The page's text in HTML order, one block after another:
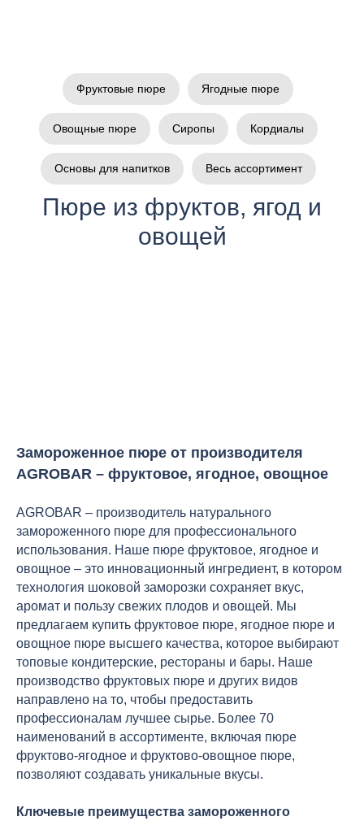
Фруктовые пюре Ягодные пюре
Овощные пюре Сиропы Кордиалы
Основы для напитков Весь ассортимент
Пюре из фруктов, ягод и
овощей
Замороженное пюре от производителя
AGROBAR – фруктовое, ягодное, овощное
AGROBAR – производитель натурального
замороженного пюре для профессионального
использования. Наше пюре фруктовое, ягодное и
овощное – это инновационный ингредиент, в котором
технология шоковой заморозки сохраняет вкус,
аромат и пользу свежих плодов и овощей. Мы
предлагаем купить фруктовое пюре, ягодное пюре и
овощное пюре высшего качества, которое выбирают
топовые кондитерские, рестораны и бары. Наше
производство фруктовых пюре и других видов
направлено на то, чтобы предоставить
профессионалам лучшее сырье. Более 70
наименований в ассортименте, включая пюре
фруктово-ягодное и фруктово-овощное пюре,
позволяют создавать уникальные вкусы.
Ключевые преимущества замороженного